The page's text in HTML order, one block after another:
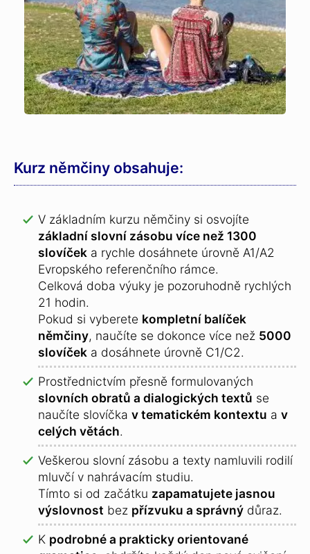
Kurz němčiny obsahuje:
V základním kurzu němčiny si osvojíte
základní slovní zásobu více než 1300
slovíček a rychle dosáhnete úrovně A1/A2
Evropského referenčního rámce.
Celková doba výuky je pozoruhodně rychlých
21 hodin.
Pokud si vyberete kompletní balíček
němčiny, naučíte se dokonce více než 5000
slovíček a dosáhnete úrovně C1/C2.
Prostřednictvím přesně formulovaných
slovních obratů a dialogických textů se
naučíte slovíčka v tematickém kontextu a v
celých větách.
Veškerou slovní zásobu a texty namluvili rodilí
mluvčí v nahrávacím studiu.
Tímto si od začátku zapamatujete jasnou
výslovnost bez přízvuku a správný důraz.
K podrobné a prakticky orientované